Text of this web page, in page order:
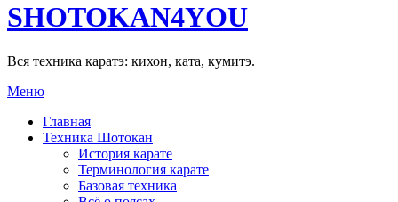
SHOTOKAN4YOU
Вся техника каратэ: кихон, ката, кумитэ.
Меню
Главная
Техника Шотокан
История карате
Терминология карате
Базовая техника